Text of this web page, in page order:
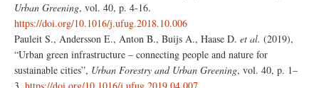
Urban Greening, vol. 40, p. 4-16.
https://doi.org/10.1016/j.ufug.2018.10.006
Pauleit S., Andersson E., Anton B., Buijs A., Haase D. et al. (2019),
“Urban green infrastructure – connecting people and nature for
sustainable cities”, Urban Forestry and Urban Greening, vol. 40, p. 1–